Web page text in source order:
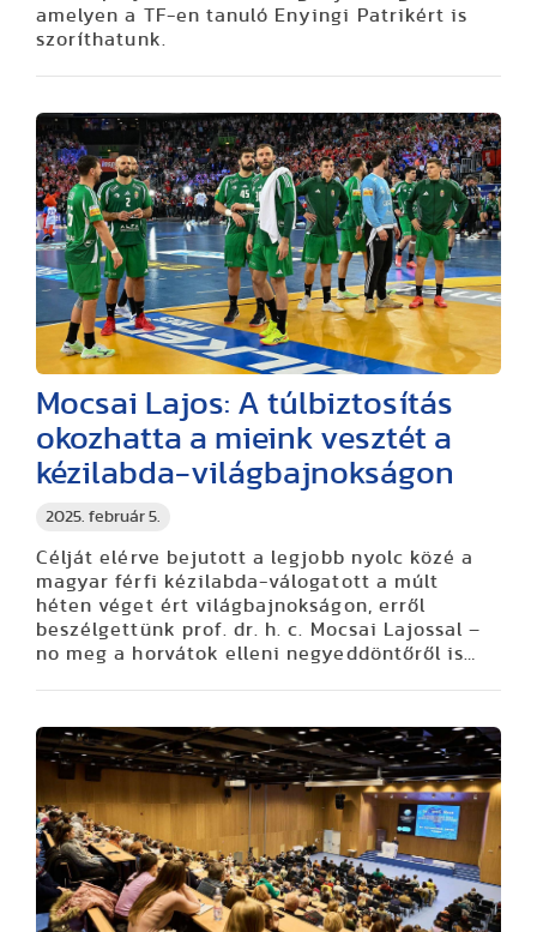
amelyen a TF-en tanuló Enyingi Patrikért is
szoríthatunk.
2025. február 5.
Mocsai Lajos: A túlbiztosítás
okozhatta a mieink vesztét a
kézilabda-világbajnokságon
Célját elérve bejutott a legjobb nyolc közé a
magyar férfi kézilabda-válogatott a múlt
héten véget ért világbajnokságon, erről
beszélgettünk prof. dr. h. c. Mocsai Lajossal –
no meg a horvátok elleni negyeddöntőről is…